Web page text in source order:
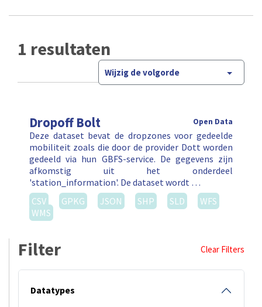
1 resultaten
Wijzig de volgorde
Dropoff Bolt Open Data
Deze dataset bevat de dropzones voor gedeelde
mobiliteit zoals die door de provider Dott worden
gedeeld via hun GBFS-service. De gegevens zijn
afkomstig uit het onderdeel
'station_information'. De dataset wordt …
CSV
GPKG JSON SHP SLD
WFS
WMS
Filter Clear Filters
Datatypes